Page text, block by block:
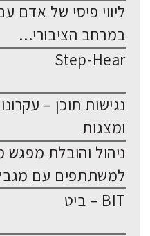
ליווי פיסי של אדם
במרחב הציבורי...
Step-Hear
נגישות תוכן –
ומצגות
למשתתפים עם
BIT – ביט